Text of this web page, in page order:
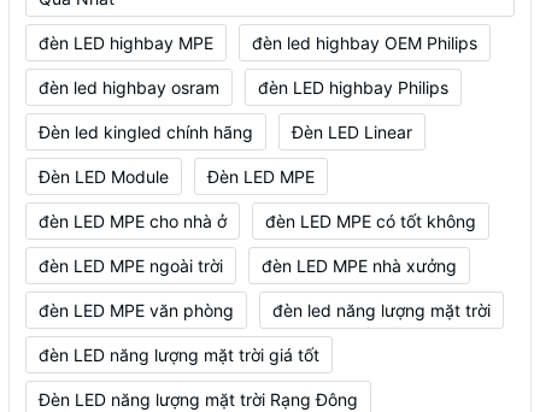
đèn LED highbay MPE đèn led highbay OEM Philips
đèn led highbay osram đèn LED highbay Philips
Đèn led kingled chính hãng Đèn LED Linear
Đèn LED Module Đèn LED MPE
đèn LED MPE cho nhà ở đèn LED MPE có tốt không
đèn LED MPE ngoài trời đèn LED MPE nhà xưởng
đèn LED MPE văn phòng đèn led năng lượng mặt trời
đèn LED năng lượng mặt trời giá tốt
Đèn LED năng lượng mặt trời Rạng Đông